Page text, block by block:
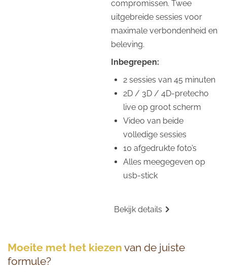
compromissen. Twee
uitgebreide sessies voor
maximale verbondenheid en
beleving.
Inbegrepen:
2 sessies van 45 minuten
2D / 3D / 4D-pretecho
live op groot scherm
Video van beide
volledige sessies
10 afgedrukte foto’s
Alles meegegeven op
usb-stick
Bekijk details
Moeite met het kiezen van de juiste
formule?